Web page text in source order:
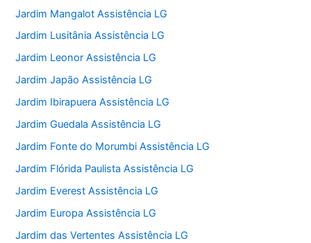
Jardim Mangalot Assistência LG
Jardim Lusitânia Assistência LG
Jardim Leonor Assistência LG
Jardim Japão Assistência LG
Jardim Ibirapuera Assistência LG
Jardim Guedala Assistência LG
Jardim Fonte do Morumbi Assistência LG
Jardim Flórida Paulista Assistência LG
Jardim Everest Assistência LG
Jardim Europa Assistência LG
Jardim das Vertentes Assistência LG